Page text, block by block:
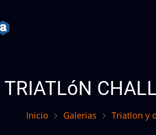
TRIATLóN
Inicio Galerias Triatlon y